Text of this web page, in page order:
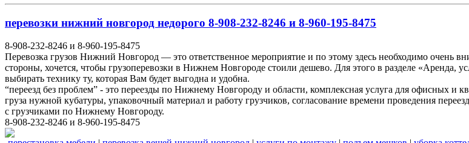
перевозки нижний новгород недорого 8-908-232-8246 и 8-960-195-8475
8-908-232-8246 и 8-960-195-8475
Перевозка грузов Нижний Новгород — это ответственное мероприятие и по этому здесь необходимо очень
стороны, хочется, чтобы грузоперевозки в Нижнем Новгороде стоили дешево. Для этого в разделе «Аренда,
выбирать технику ту, которая Вам будет выгодна и удобна.
“переезд без проблем” - это переезды по Нижнему Новгороду и области, комплексная услуга для офисных и
груза нужной кубатуры, упаковочный материал и работу грузчиков, согласование времени проведения
с грузчиками по Нижнему Новгороду.
8-908-232-8246 и 8-960-195-8475